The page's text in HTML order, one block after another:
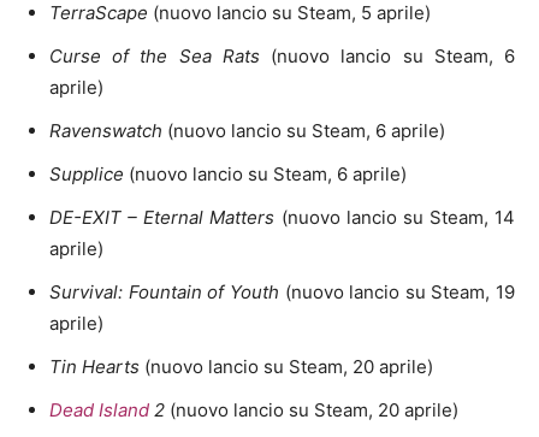
TerraScape (nuovo lancio su Steam, 5 aprile)
Curse of the Sea Rats (nuovo lancio su Steam, 6
aprile)
Ravenswatch (nuovo lancio su Steam, 6 aprile)
Supplice (nuovo lancio su Steam, 6 aprile)
DE-EXIT – Eternal Matters (nuovo lancio su Steam, 14
aprile)
Survival: Fountain of Youth (nuovo lancio su Steam, 19
aprile)
Tin Hearts (nuovo lancio su Steam, 20 aprile)
Dead Island 2 (nuovo lancio su Steam, 20 aprile)